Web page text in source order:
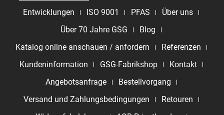
Entwicklungen
ISO 9001 PFAS
Über uns
Über 70 Jahre GSG
Blog
Katalog online anschauen / anfordern
Referenzen
Kundeninformation
GSG-Fabrikshop
Kontakt
Angebotsanfrage
Bestellvorgang
Versand und Zahlungsbedingungen
Retouren